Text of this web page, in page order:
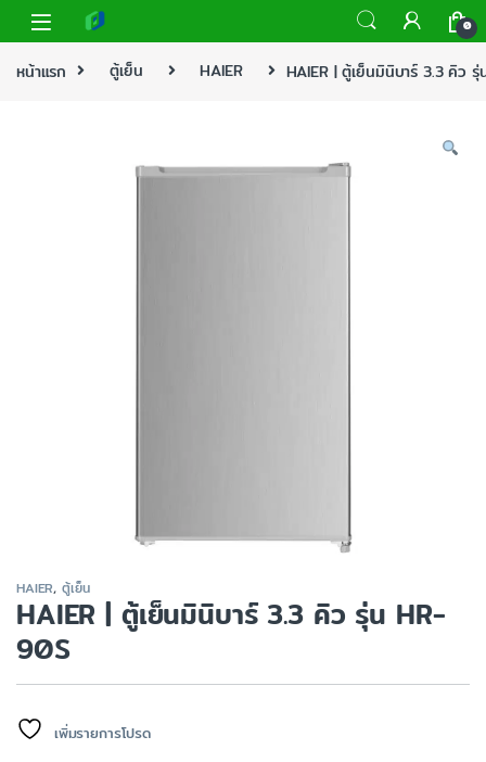
0
หน้าแรก ตู้เย็น HAIER HAIER | ตู้เย็นมินิบาร์ 3.3 คิว
HAIER,ตู้เย็น
HAIER | ตู้เย็นมินิบาร์ 3.3 คิว รุ่น HR-
90S
เพิ่มรายการโปรด